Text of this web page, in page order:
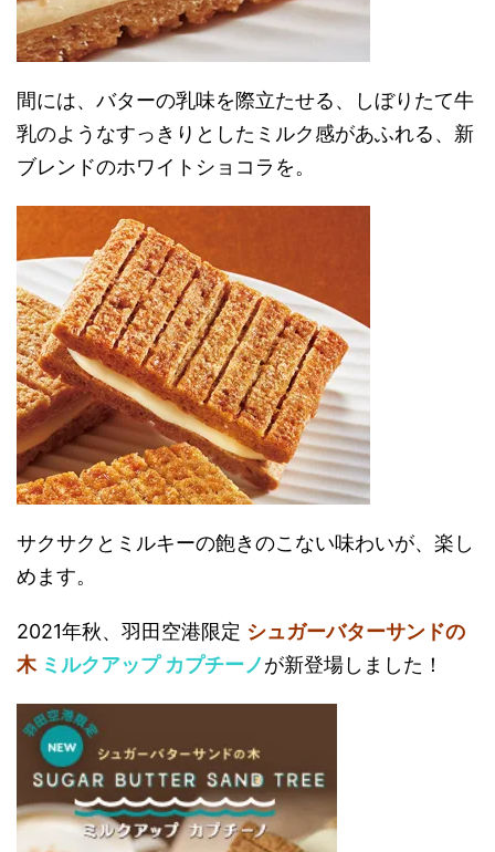
間には、バターの乳味を際立たせる、しぼりたて牛
乳のようなすっきりとしたミルク感があふれる、新
ブレンドのホワイトショコラを。
サクサクとミルキーの飽きのこない味わいが、楽し
めます。
2021年秋、羽田空港限定 シュガーバターサンドの
木 ミルクアップ カプチーノが新登場しました！